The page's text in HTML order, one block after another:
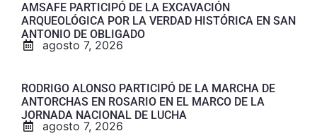
AMSAFE PARTICIPÓ DE LA EXCAVACIÓN
ARQUEOLÓGICA POR LA VERDAD HISTÓRICA EN SAN
ANTONIO DE OBLIGADO
agosto 7, 2026
RODRIGO ALONSO PARTICIPÓ DE LA MARCHA DE
ANTORCHAS EN ROSARIO EN EL MARCO DE LA
JORNADA NACIONAL DE LUCHA
agosto 7, 2026